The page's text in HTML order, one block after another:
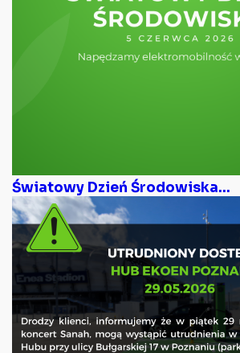
Światowy Dzień Środowiska...